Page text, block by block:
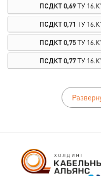
ПСДКТ 0,69ТУ
ПСДКТ 0,71 ТУ
ПСДКТ 0,75ТУ
ПСДКТ 0,77ТУ